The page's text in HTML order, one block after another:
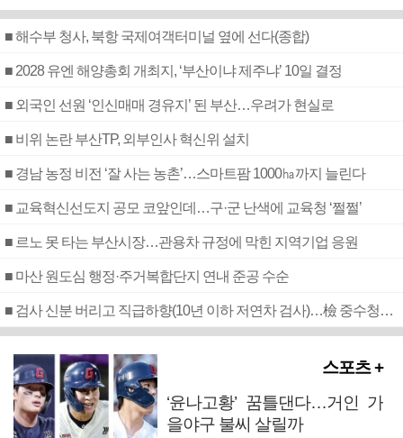
■ 해수부 청사, 북항 국제여객터미널 옆에 선다(종합)
■ 2028 유엔 해양총회 개최지, ‘부산이냐 제주냐’ 10일 결정
■ 외국인 선원 ‘인신매매 경유지’ 된 부산…우려가 현실로
■ 비위 논란 부산TP, 외부인사 혁신위 설치
■ 경남 농정 비전 ‘잘 사는 농촌’…스마트팜 1000㏊까지 늘린다
■ 교육혁신선도지 공모 코앞인데…구·군 난색에 교육청 ‘쩔쩔’
■ 르노 못 타는 부산시장…관용차 규정에 막힌 지역기업 응원
■ 마산 원도심 행정·주거복합단지 연내 준공 수순
■ 검사 신분 버리고 직급하향(10년 이하 저연차 검사)…檢 중수청행 기피
스포츠 +
‘윤나고황’ 꿈틀댄다…거인 가
을야구 불씨 살릴까